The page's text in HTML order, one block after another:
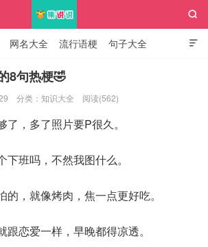

网名大全 流行语梗 句子大全

8句热梗🤣
分类： 知识大全 阅读(562)
，多了照片要P很久。
班吗，不然我图什么。
，就像烤肉，焦一点更好吃。
恋爱一样，早晚都得凉透。